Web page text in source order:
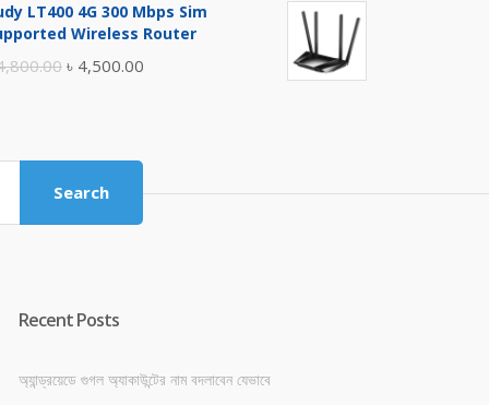
was:
is:
LT400 4G 300 Mbps Sim
Wireless Router
Original
৳ 4,800.00.
৳ 4,500.00
Search
Recent Posts
অ্যান্ড্রয়েডে গুগল অ্যাকাউন্টের নাম বদলাবেন যেভাবে